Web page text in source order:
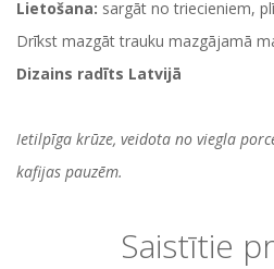
Lietošana: sargāt no triecieniem,
Drīkst mazgāt trauku mazgājamā
Dizains radīts Latvijā
Ietilpīga krūze, veidota no viegla
kafijas pauzēm.
Saistītie